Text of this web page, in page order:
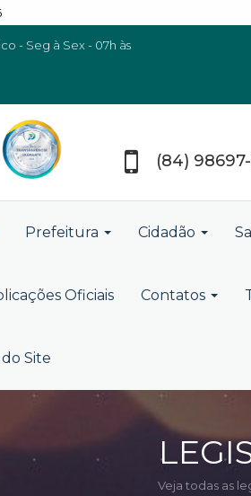
- Seg à Sex - 07h às
(84)
Prefeitura Cidadão
Oficiais Contatos
Site
Veja todas as